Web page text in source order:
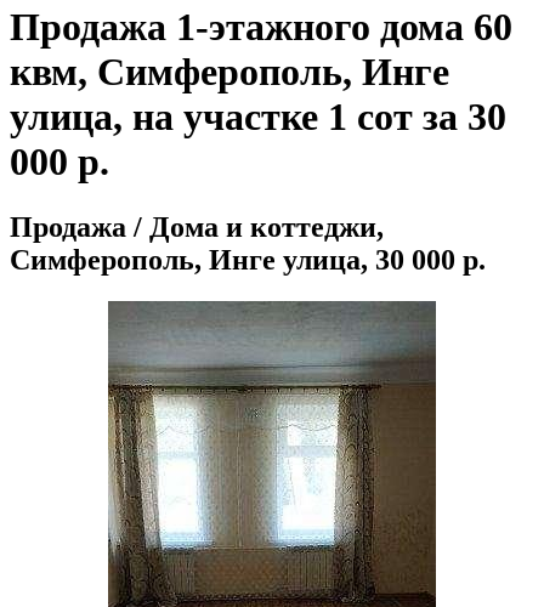
Продажа 1-этажного дома 60
квм, Симферополь, Инге
улица, на участке 1 сот за 30
000 р.
Продажа / Дома и коттеджи,
Симферополь, Инге улица, 30 000 р.